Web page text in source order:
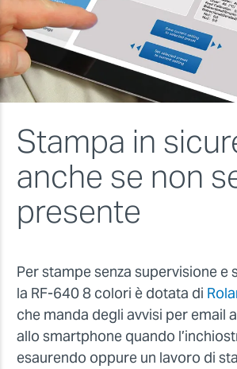
Stampa in
anche se non
presente
Per stampe senza supervisione e
la RF-640 8 colori è dotata di
che manda degli avvisi per email
allo smartphone quando
esaurendo oppure un lavoro di